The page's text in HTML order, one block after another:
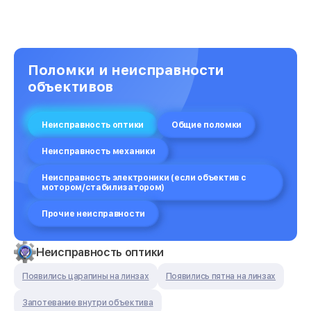
Поломки и неисправности
объективов
Неисправность оптики Общие поломки
Неисправность механики
Неисправность электроники (если объектив с
мотором/стабилизатором)
Прочие неисправности
Неисправность оптики
Появились царапины на линзах Появились пятна на линзах
Запотевание внутри объектива